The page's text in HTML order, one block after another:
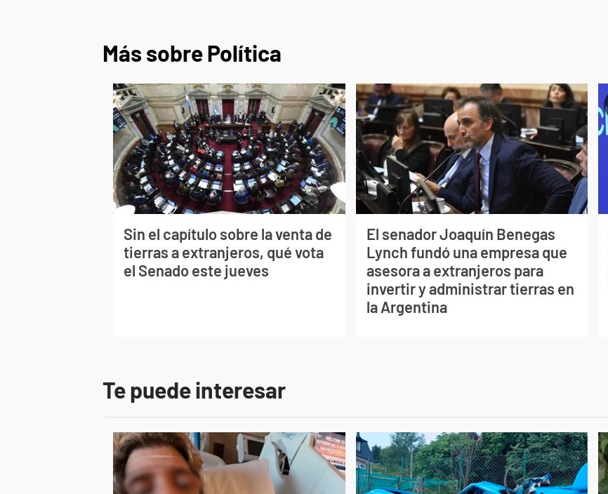
Más sobre Política
Sin el capítulo sobre la venta de
tierras a extranjeros, qué vota
el Senado este jueves
El senador Joaquín Benegas
Lynch fundó una empresa que
asesora a extranjeros para
invertir y administrar tierras en
la Argentina
Te puede interesar